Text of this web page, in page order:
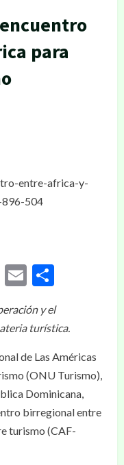
para
Pinterest
Email
y el
turística.
de Las Américas
(ONU Turismo),
Dominicana,
birregional entre
turismo (CAF-